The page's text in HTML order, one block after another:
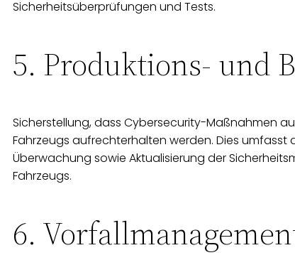
Sicherheitsüberprüfungen und Tests.
5. Produktions- und
Sicherstellung, dass Cybersecurity-Maßnahmen
Fahrzeugs aufrechterhalten werden. Dies
Überwachung sowie Aktualisierung der
Fahrzeugs.
6.